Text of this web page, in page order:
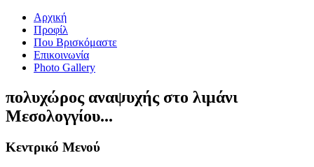
Αρχική
Προφίλ
Που Βρισκόμαστε
Επικοινωνία
Photo Gallery
πολυχώρος αναψυχής στο λιμάνι
Μεσολογγίου...
Κεντρικό Μενού